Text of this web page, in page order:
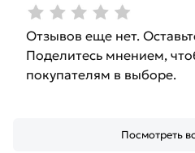
Отзывов еще нет.
Поделитесь мнением,
покупателям в выборе.
Посмотреть